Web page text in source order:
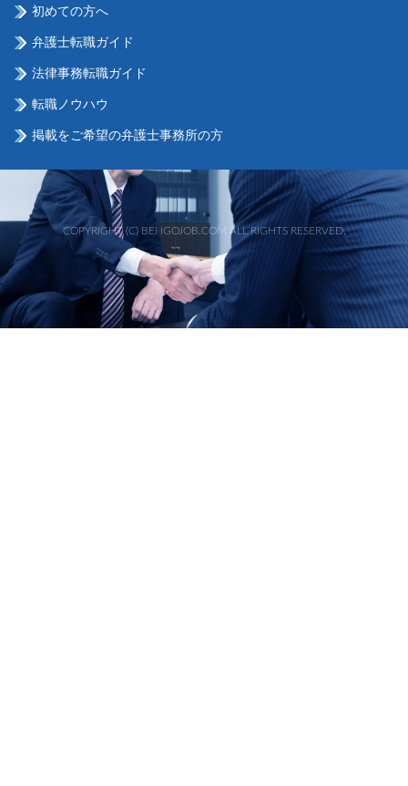
初めての方へ
弁護士転職ガイド
法律事務転職ガイド
転職ノウハウ
掲載をご希望の弁護士事務所の方
COPYRIGHT (C) BENGOJOB.COM ALL RIGHTS RESERVED.